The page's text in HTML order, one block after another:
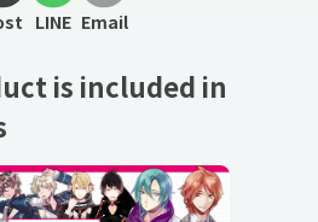
LINE Email
is included in